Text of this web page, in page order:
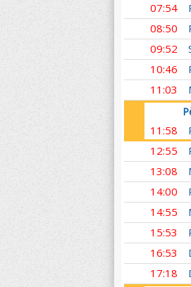
07:54
08:50
09:52
10:46
11:03
11:58
12:55
13:08
14:00
14:55
15:53
16:53
17:18